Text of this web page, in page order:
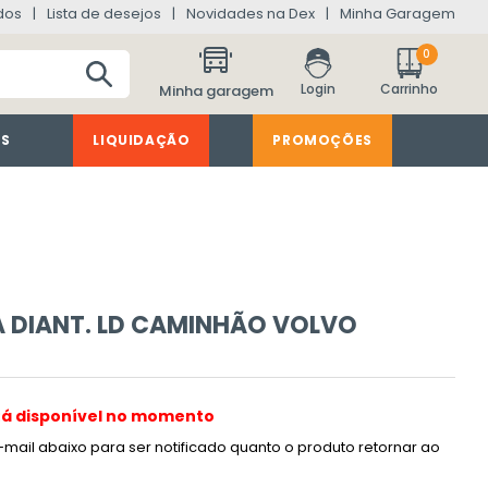
Lista de desejos Novidades na Dex Minha Garagem
Minha garagem
0
LIQUIDAÇÃO PROMOÇÕES
DIANT. LD CAMINHÃO VOLVO
disponível no momento